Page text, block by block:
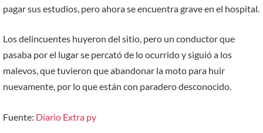
pagar sus estudios, pero ahora se encuentra grave en el hospital.
Los delincuentes huyeron del sitio, pero un conductor que
pasaba por el lugar se percató de lo ocurrido y siguió a los
malevos, que tuvieron que abandonar la moto para huir
nuevamente, por lo que están con paradero desconocido.
Fuente: Diario Extra py